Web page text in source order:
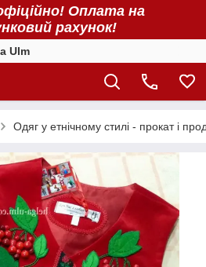
Оплата на
рахунок!
Ulm
Одяг у етнічному стилі - прокат і